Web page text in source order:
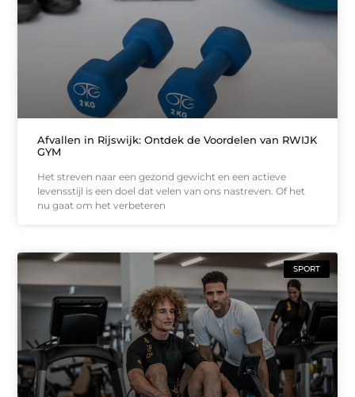
Afvallen in Rijswijk: Ontdek de Voordelen van RWIJK
GYM
Het streven naar een gezond gewicht en een actieve
levensstijl is een doel dat velen van ons nastreven. Of het
nu gaat om het verbeteren
SPORT